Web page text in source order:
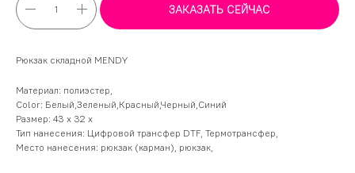
ЗАКАЗАТЬ СЕЙЧАС
Рюкзак складной MENDY
Материал: полиэстер,
Color: Белый,Зеленый,Красный,Черный,Синий
Размер: 43 х 32 х
Тип нанесения: Цифровой трансфер DTF, Термотрансфер,
Место нанесения: рюкзак (карман), рюкзак,